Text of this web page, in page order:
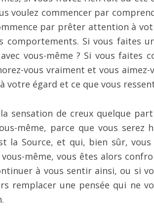
voulez commencer par
par prêter attention à
comportements. Si vous faites
vous-même ? Si vous faites
vous vraiment et vous
votre égard et ce que vous
sensation de creux quelque
même, parce que vous
la Source, et qui, bien sûr,
même, vous êtes alors
à vous sentir ainsi, ou si
remplacer une pensée qui ne